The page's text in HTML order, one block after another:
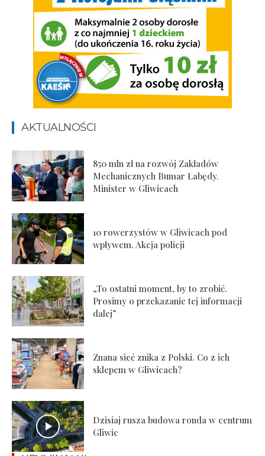
AKTUALNOŚCI
850 mln zł na rozwój Zakładów
Mechanicznych Bumar Łabędy.
Minister w Gliwicach
10 rowerzystów w Gliwicach pod
wpływem. Akcja policji
„To ostatni moment, by to zrobić.
Prosimy o przekazanie tej informacji
dalej”
Znana sieć znika z Polski. Co z ich
sklepem w Gliwicach?
Dzisiaj rusza budowa ronda w centrum
Gliwic